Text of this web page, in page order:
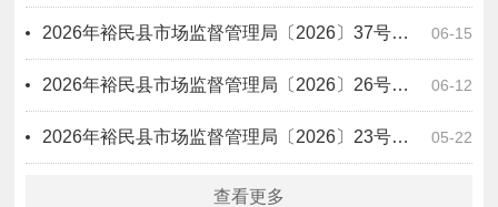
06-15
2026年裕民县市场监督管理局〔2026〕37号医疗器械违法案件行政处罚信息公开表
06-12
2026年裕民县市场监督管理局〔2026〕26号食品违法案件行政处罚信息公开表
05-22
2026年裕民县市场监督管理局〔2026〕23号化妆品违法案件行政处罚信息公开表
查看更多